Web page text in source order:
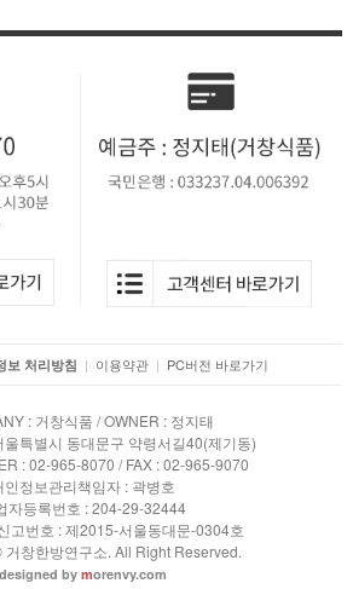
보 처리방침 | 이용약관 | PC버전 바로가기
: 거창식품 / OWNER : 정지태
특별시 동대문구 약령서길40(제기동)
: 02-965-8070 / FAX : 02-965-9070
인정보관리책임자 : 곽병호
자등록번호 : 204-29-32444
고번호 : 제2015-서울동대문-0304호
창한방연구소. All Right Reserved.
designed by morenvy.com